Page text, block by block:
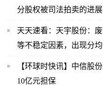
分股权被司法拍卖的进
天天速看：天宇股份：
等不稳定因素，出现分
【环球时快讯】中信股
10亿元担保